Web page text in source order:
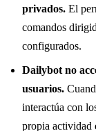
privados. El
comandos
configurados.
Dailybot no
usuarios.
interactúa con
propia actividad